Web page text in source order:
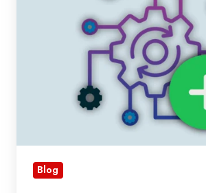
Blog